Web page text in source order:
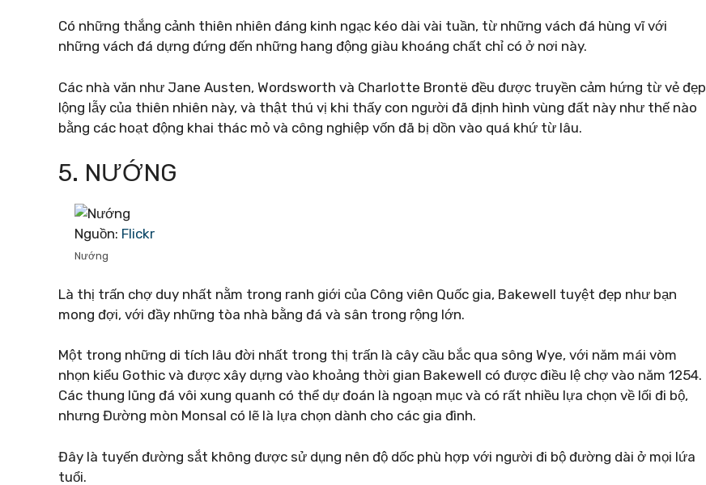
Có những thắng cảnh thiên nhiên đáng kinh ngạc kéo dài vài tuần, từ những vách đá hùng vĩ với
những vách đá dựng đứng đến những hang động giàu khoáng chất chỉ có ở nơi này.
Các nhà văn như Jane Austen, Wordsworth và Charlotte Brontë đều được truyền cảm hứng từ vẻ đẹp
lộng lẫy của thiên nhiên này, và thật thú vị khi thấy con người đã định hình vùng đất này như thế nào
bằng các hoạt động khai thác mỏ và công nghiệp vốn đã bị dồn vào quá khứ từ lâu.
5. NƯỚNG
Nguồn: Flickr
Nướng
Là thị trấn chợ duy nhất nằm trong ranh giới của Công viên Quốc gia, Bakewell tuyệt đẹp như bạn
mong đợi, với đầy những tòa nhà bằng đá và sân trong rộng lớn.
Một trong những di tích lâu đời nhất trong thị trấn là cây cầu bắc qua sông Wye, với năm mái vòm
nhọn kiểu Gothic và được xây dựng vào khoảng thời gian Bakewell có được điều lệ chợ vào năm 1254.
Các thung lũng đá vôi xung quanh có thể dự đoán là ngoạn mục và có rất nhiều lựa chọn về lối đi bộ,
nhưng Đường mòn Monsal có lẽ là lựa chọn dành cho các gia đình.
Đây là tuyến đường sắt không được sử dụng nên độ dốc phù hợp với người đi bộ đường dài ở mọi lứa
tuổi.